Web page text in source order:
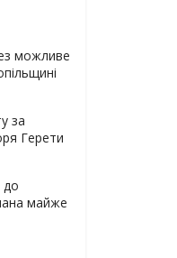
можливе
за
Герети
до
майже